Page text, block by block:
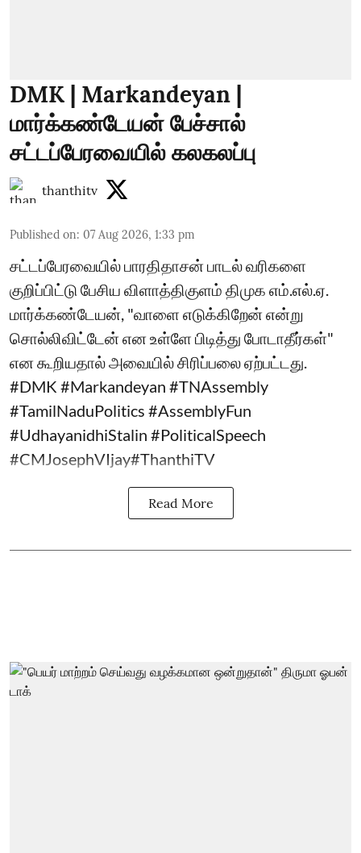
DMK | Markandeyan |
மார்க்கண்டேயன் பேச்சால்
சட்டப்பேரவையில் கலகலப்பு
thanthitv
Published on: 07 Aug 2026, 1:33 pm
சட்டப்பேரவையில் பாரதிதாசன் பாடல் வரிகளை
குறிப்பிட்டு பேசிய விளாத்திகுளம் திமுக எம்.எல்.ஏ.
மார்க்கண்டேயன், "வாளை எடுக்கிறேன் என்று
சொல்லிவிட்டேன் என உள்ளே பிடித்து போடாதீர்கள்"
என கூறியதால் அவையில் சிரிப்பலை ஏற்பட்டது.
#DMK #Markandeyan #TNAssembly
#TamilNaduPolitics #AssemblyFun
#UdhayanidhiStalin #PoliticalSpeech
#CMJosephVIjay#ThanthiTV
Read More